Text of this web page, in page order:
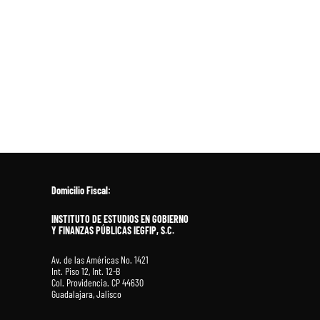
Domicilio Fiscal:
INSTITUTO DE ESTUDIOS EN GOBIERNO
Y FINANZAS PÚBLICAS IEGFIP, S.C.
Av. de las Américas No. 1421
Int. Piso 12, Int. 12-B
Col. Providencia. CP 44630
Guadalajara, Jalisco